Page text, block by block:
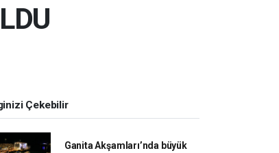
Çekebilir
Ganita Akşamları’nda büyük